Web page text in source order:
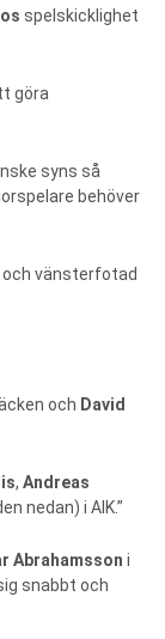
spelskicklighet
göra
syns så
behöver
och vänsterfotad
och David
, Andreas
nedan) i AIK.”
Abrahamsson i
snabbt och